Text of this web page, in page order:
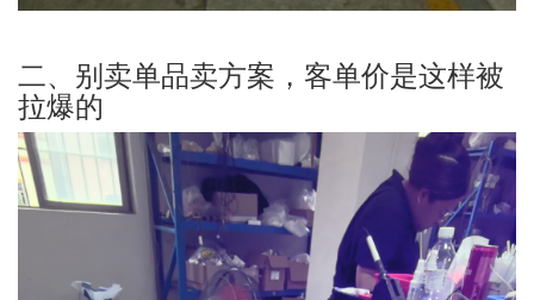
二、别卖单品卖方案，客单价是这样被
拉爆的